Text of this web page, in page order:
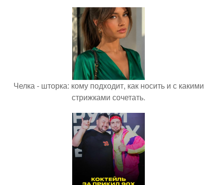
Челка - шторка: кому подходит, как носить и с какими
стрижками сочетать.